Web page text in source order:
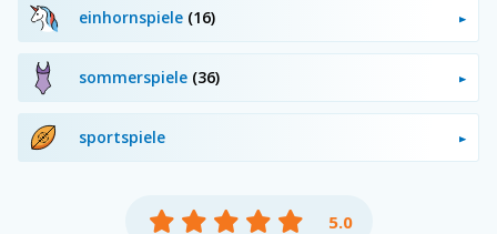
einhornspiele (16)
sommerspiele (36)
sportspiele
5.0